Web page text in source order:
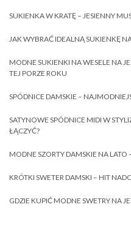
SUKIENKA W KRATĘ – JESIENNY
JAK WYBRAĆ IDEALNĄ SUKIENKĘ
MODNE SUKIENKI NA WESELE NA
TEJ PORZE ROKU
SPÓDNICE DAMSKIE –
SATYNOWE SPÓDNICE MIDI W
ŁĄCZYĆ?
MODNE SZORTY DAMSKIE NA LATO
KRÓTKI SWETER DAMSKI – HIT
GDZIE KUPIĆ MODNE SWETRY NA